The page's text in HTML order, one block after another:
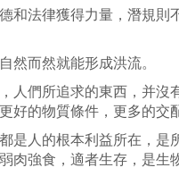
和法律獲得力量，潛規則
然而然就能形成洪流。
人們所追求的東西，并沒
好的物質條件，更多的交
是人的根本利益所在，是
肉強食，適者生存，是生